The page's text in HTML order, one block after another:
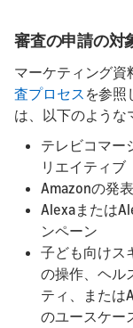
審査の申請の対
マーケティング資
査プロセス を参照
は、以下のような
テレビコマー
リエイティブ
Amazonの発
Alexaまたは
ンペーン
子ども向けス
の操作、ヘル
ティ、または
のユースケー